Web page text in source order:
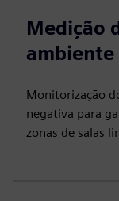
Medição
ambiente
Monitorização
negativa para
zonas de salas